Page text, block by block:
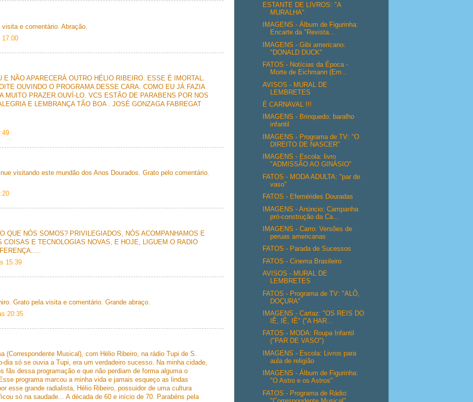
e comentário. Abração.
17:00
E NÃO APARECERÁ OUTRO HÉLIO RIBEIRO. ESSE É IMORTAL.
OUVINDO O PROGRAMA DESSE CARA. COMO EU JÁ FAZIA
MUITO PRAZER OUVÍ-LO. VCS ESTÃO DE PARABENS POR NOS
E LEMBRANÇA TÃO BOA . JOSÉ GONZAGA FABREGAT
visitando este mundão dos Anos Dourados. Grato pelo comentário.
QUE NÓS SOMOS? PRIVILEGIADOS, NÓS ACOMPANHAMOS E
COISAS E TECNOLOGIAS NOVAS, E HOJE, LIGUEM O RADIO
15:39
Grato pela visita e comentário. Grande abraço.
20:35
(Correspondente Musical), com Hélio Ribeiro, na rádio Tupi de S.
dia só se ouvia a Tupi, era um verdadeiro sucesso. Na minha cidade,
fãs dessa programação e que não perdiam de forma alguma o
programa marcou a minha vida e jamais esqueço as lindas
esse grande radialista, Hélio Ribeiro, possuidor de uma cultura
só na saudade... A década de 60 e início de 70. Parabéns pela
ESTANTE DE LIVROS: "A
MURALHA"
IMAGENS - Álbum de Figurinha:
Encarte da "Revista...
IMAGENS - Gibi americano:
"DONALD DUCK"
FATOS - Notícias da Época -
Morte de Eichmann (Em...
AVISOS - MURAL DE
LEMBRETES
É CARNAVAL !!!
IMAGENS - Brinquedo: baralho
infantil
IMAGENS - Programa de TV: "O
DIREITO DE NASCER"
IMAGENS - Escola: livro
"ADMISSÃO AO GINÁSIO"
FATOS - MODA ADULTA: "par de
vaso"
FATOS - Efemérides Douradas
IMAGENS - Anúncio: Campanha
pró-construção da Ca...
IMAGENS - Carro: Versões de
peruas americanas
FATOS - Parada de Sucessos
FATOS - Cinema Brasileiro
AVISOS - MURAL DE
LEMBRETES
FATOS - Programa de TV: "ALÔ,
DOÇURA"
IMAGENS - Cartaz: "OS REIS DO
IÊ, IÊ, IÊ" ("A HAR...
FATOS - MODA: Roupa Infantil
("PAR DE VASO")
IMAGENS - Escola: Livros para
aula de religião
IMAGENS - Álbum de Figurinha:
"O Astro e os Astros"
FATOS - Programa de Rádio: